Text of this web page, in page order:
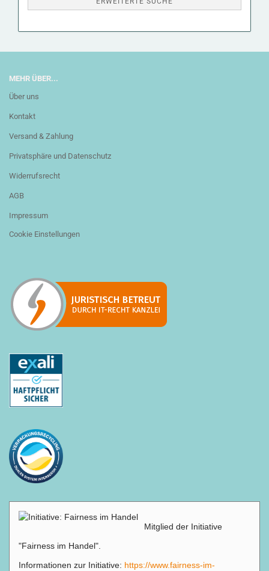
MEHR ÜBER...
Über uns
Kontakt
Versand & Zahlung
Privatsphäre und Datenschutz
Widerrufsrecht
AGB
Impressum
Cookie Einstellungen
Mitglied der Initiative
"Fairness im Handel".
Informationen zur Initiative: https://www.fairness-im-